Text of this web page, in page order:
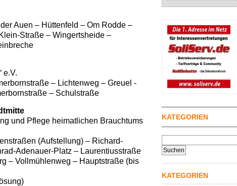
Auen – Hüttenfeld – Om Rodde –
Straße – Wingertsheide –
e.V.
– Lichtenweg – Greuel -
– Schulstraße
und Pflege heimatlichen Brauchtums
(Aufstellung) – Richard-
Adenauer-Platz – Laurentiusstraße
– Vollmühlenweg – Hauptstraße (bis
KATEGORIEN
nach:
KATEGORIEN